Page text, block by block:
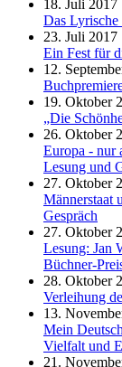
18. Juli 2017
Das Lyrische
23. Juli 2017
Ein Fest für
12.
19. Oktober
„Die
26. Oktober
Europa - nur
Lesung und
27. Oktober
Männerstaat
Gespräch
27. Oktober
Lesung: Jan
Büchner-
28. Oktober
Verleihung
13.
Mein
Vielfalt und
21.